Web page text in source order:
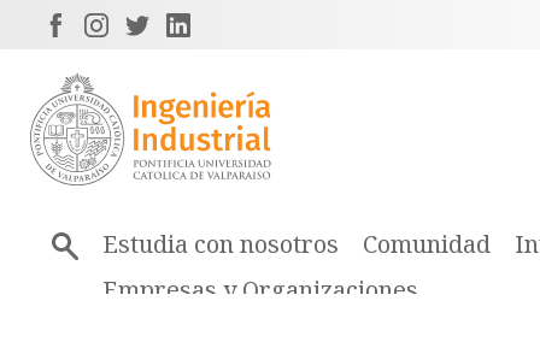
Estudia con nosotros Comunidad
Empresas y Organizaciones